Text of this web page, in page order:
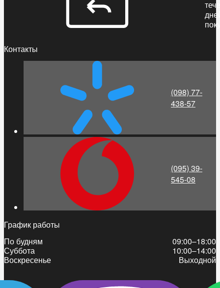
Контакты
(098) 77-
438-57
(095) 39-
545-08
График работы
По будням
09:00–18:00
Суббота
10:00–14:00
Воскресенье
Выходной